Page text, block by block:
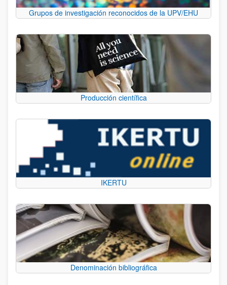
Grupos de investigación reconocidos de la UPV/EHU
Producción científica
IKERTU
Denominación bibliográfica